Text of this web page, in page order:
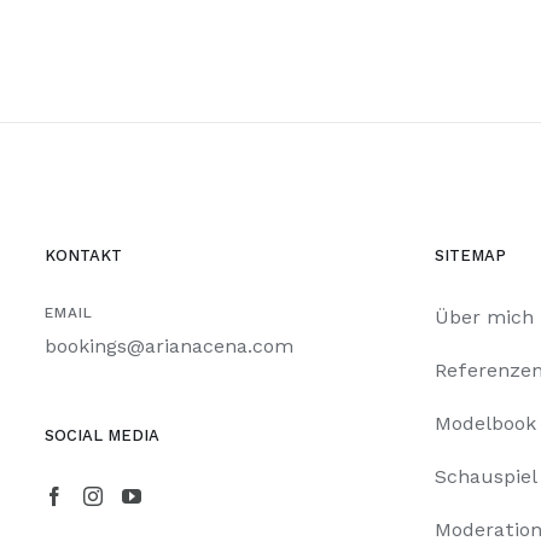
KONTAKT
EMAIL
bookings@arianacena.com
SOCIAL MEDIA
SITEMAP
Über mich
Referenzen
Modelbook
Schauspiel
Moderation